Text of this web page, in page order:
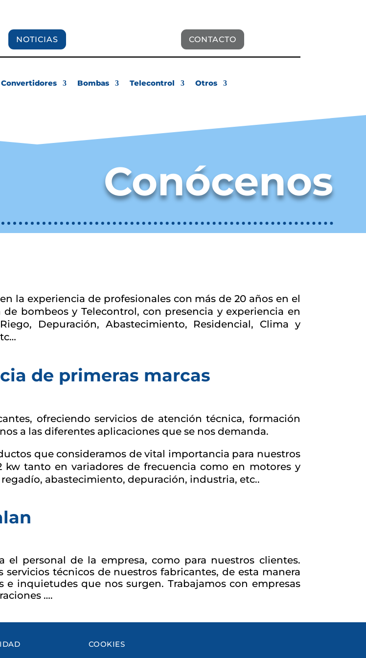
NOTICIAS CONTACTO
Convertidores Bombas Telecontrol Otros
Conócenos
la experiencia de profesionales con más de 20 años en el
bombeos y Telecontrol, con presencia y experiencia en
Depuración, Abastecimiento, Residencial, Clima y
de primeras marcas
ofreciendo servicios de atención técnica, formación
a las diferentes aplicaciones que se nos demanda.
que consideramos de vital importancia para nuestros
kw tanto en variadores de frecuencia como en motores y
abastecimiento, depuración, industria, etc..
el personal de la empresa, como para nuestros clientes.
técnicos de nuestros fabricantes, de esta manera
inquietudes que nos surgen. Trabajamos con empresas
….
COOKIES